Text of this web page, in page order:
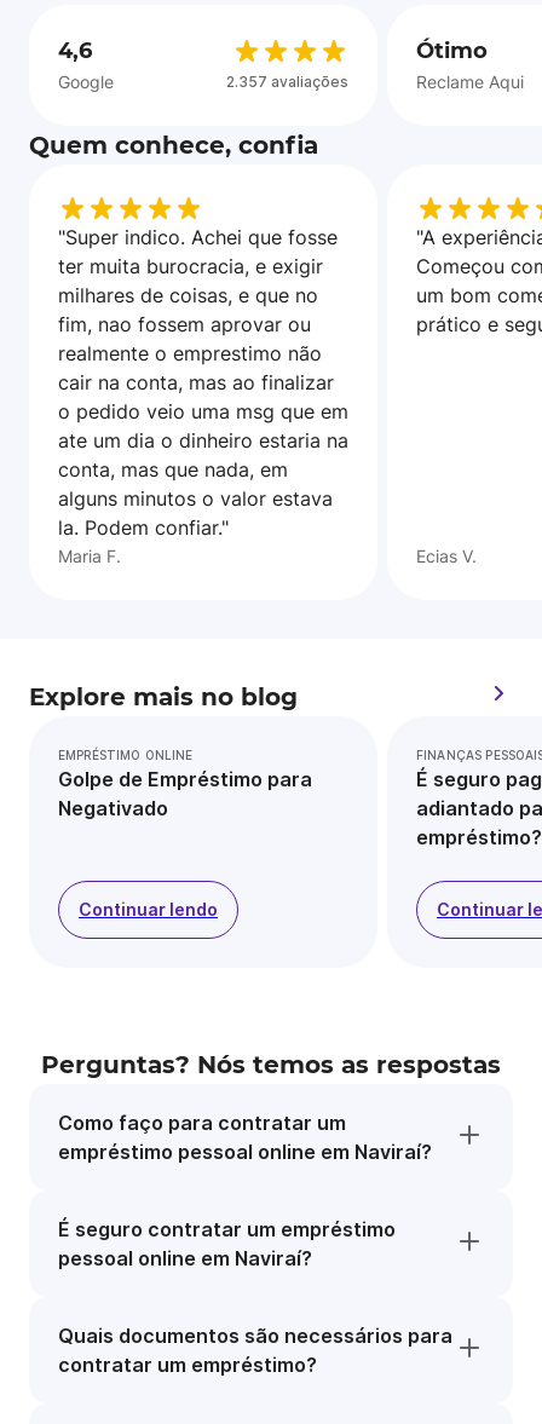
4,6
Google 2.357 avaliações
Ótimo
Reclame Aqui
Quem conhece, confia
"Super indico. Achei que fosse
ter muita burocracia, e exigir
milhares de coisas, e que no
fim, nao fossem aprovar ou
realmente o emprestimo não
cair na conta, mas ao finalizar
o pedido veio uma msg que em
ate um dia o dinheiro estaria na
conta, mas que nada, em
alguns minutos o valor estava
la. Podem confiar."
Maria F.
"A
Começou
um bom
prático e
Ecias V.
Explore mais no blog
EMPRÉSTIMO ONLINE
Golpe de Empréstimo para
Negativado
Continuar lendo
FINANÇAS
É seguro
adiantado
empréstimo?
Continuar
Perguntas? Nós temos as respostas
Como faço para contratar um
empréstimo pessoal online em Naviraí?
É seguro contratar um empréstimo
pessoal online em Naviraí?
Quais documentos são necessários para
contratar um empréstimo?